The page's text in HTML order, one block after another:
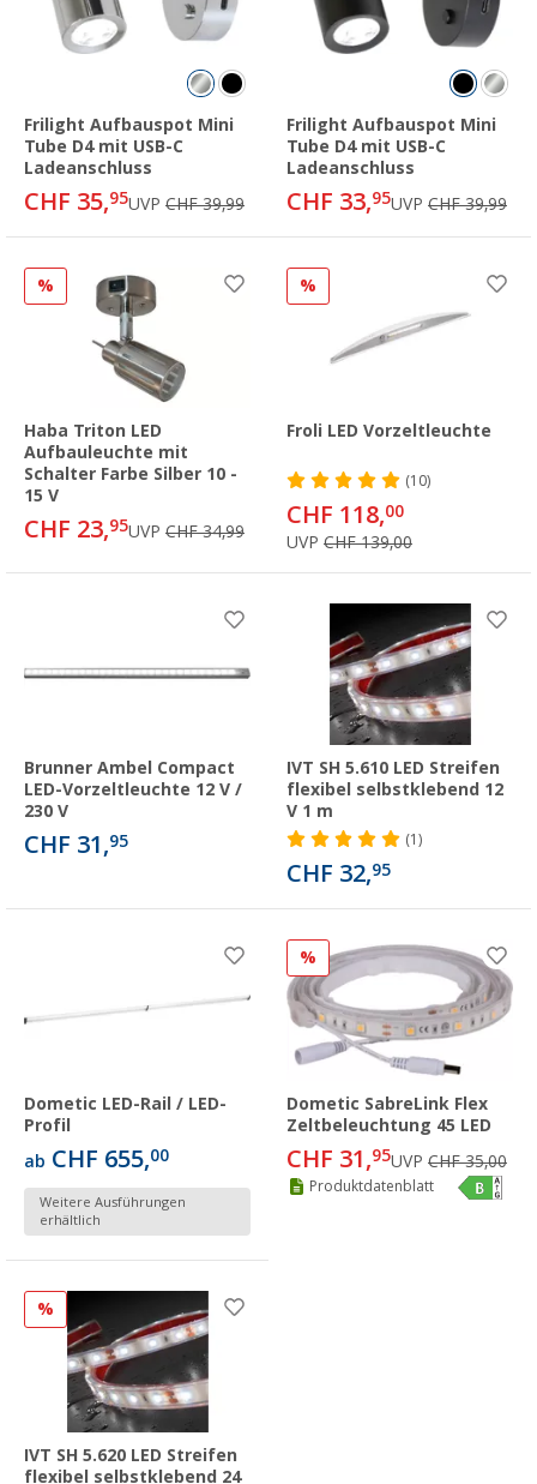
Frilight Aufbauspot Mini
Tube D4 mit USB-C
Ladeanschluss
CHF 35,95UVP CHF 39,99
Frilight Aufbauspot Mini
Tube D4 mit USB-C
Ladeanschluss
CHF 33,95UVP CHF 39,99
%
Haba Triton LED
Aufbauleuchte mit
Schalter Farbe Silber 10 -
15 V
CHF 23,95UVP CHF 34,99
%
Froli LED Vorzeltleuchte
(10)
CHF 118,00
UVP CHF 139,00
Brunner Ambel Compact
LED-Vorzeltleuchte 12 V /
230 V
CHF 31,95
IVT SH 5.610 LED Streifen
flexibel selbstklebend 12
V 1 m
(1)
CHF 32,95
Dometic LED-Rail / LED-
Profil
ab CHF 655,00
Weitere Ausführungen
erhältlich
%
Dometic SabreLink Flex
Zeltbeleuchtung 45 LED
CHF 31,95UVP CHF 35,00
Produktdatenblatt
%
IVT SH 5.620 LED Streifen
flexibel selbstklebend 24